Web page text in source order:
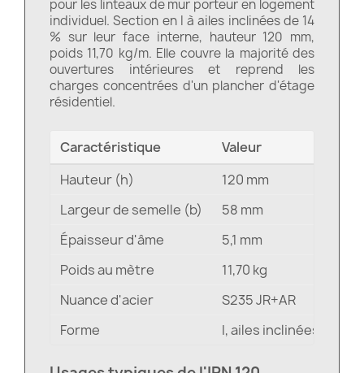
pour les linteaux de mur porteur en logement
individuel. Section en I à ailes inclinées de 14
% sur leur face interne, hauteur 120 mm,
poids 11,70 kg/m. Elle couvre la majorité des
ouvertures intérieures et reprend les
charges concentrées d'un plancher d'étage
résidentiel.
Caractéristique
Valeur
Hauteur (h)
120 mm
Largeur de semelle (b)
58 mm
Épaisseur d'âme
5,1 mm
Poids au mètre
11,70 kg
Nuance d'acier
S235 JR+AR
Forme
I, ailes inclinées 14 %